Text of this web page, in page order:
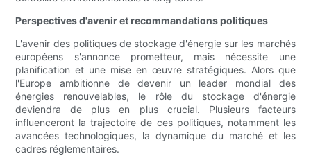
Perspectives d'avenir et recommandations politiques
L'avenir des politiques de stockage d'énergie sur les marchés
européens s'annonce prometteur, mais nécessite une
planification et une mise en œuvre stratégiques. Alors que
l'Europe ambitionne de devenir un leader mondial des
énergies renouvelables, le rôle du stockage d'énergie
deviendra de plus en plus crucial. Plusieurs facteurs
influenceront la trajectoire de ces politiques, notamment les
avancées technologiques, la dynamique du marché et les
cadres réglementaires.